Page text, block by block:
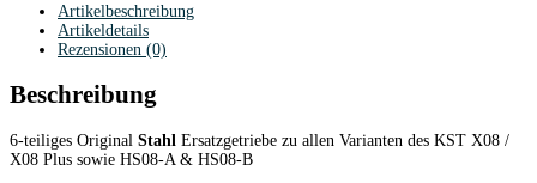
Artikelbeschreibung
Artikeldetails
Rezensionen (0)
Beschreibung
6-teiliges Original Stahl Ersatzgetriebe zu allen Varianten des KST X08 /
X08 Plus sowie HS08-A & HS08-B